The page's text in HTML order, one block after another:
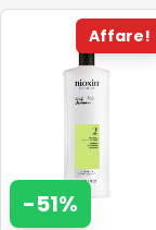
Affare!
-51%